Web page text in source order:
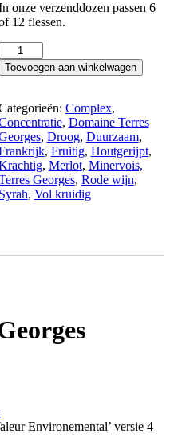
onze verzenddozen passen 6
12 flessen.
Domaine
Toevoegen aan winkelwagen
Complex,
, Domaine Terres
, Droog, Duurzaam,
, Fruitig, Houtgerijpt,
, Merlot, Minervois,
Georges, Rode wijn,
Syrah, Vol kruidig
Environemental’ versie 4